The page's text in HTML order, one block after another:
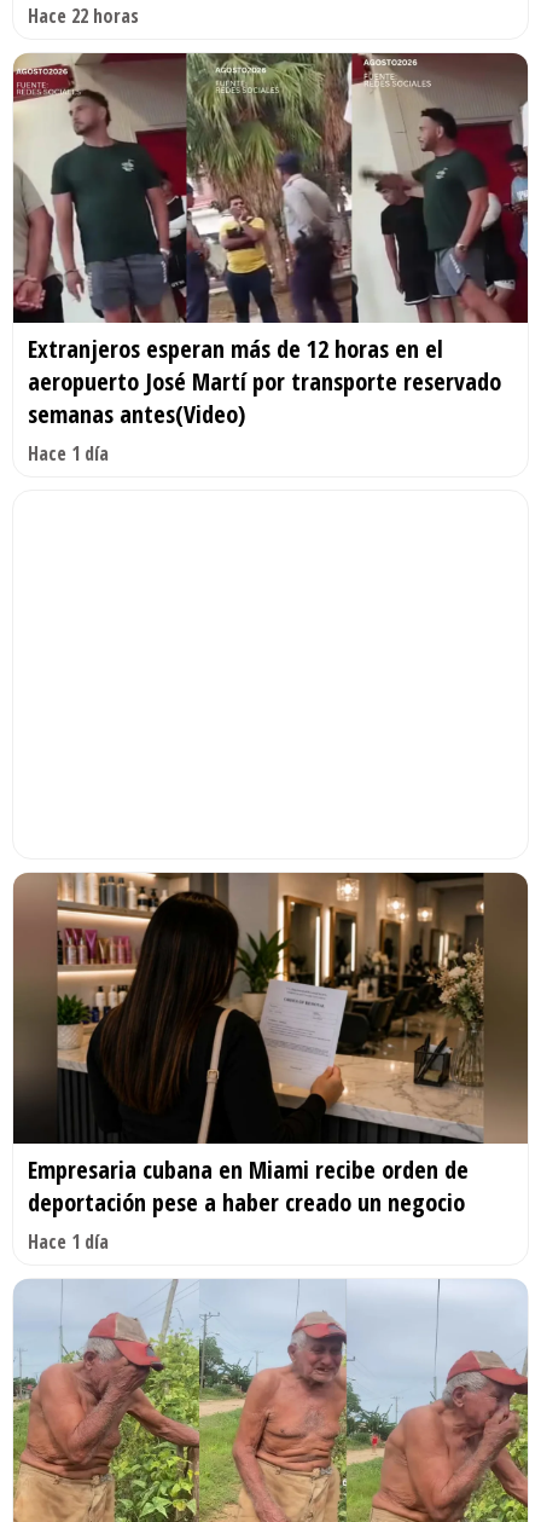
Hace 22 horas
Extranjeros esperan más de 12 horas en el
aeropuerto José Martí por transporte reservado
semanas antes(Video)
Hace 1 día
Empresaria cubana en Miami recibe orden de
deportación pese a haber creado un negocio
Hace 1 día